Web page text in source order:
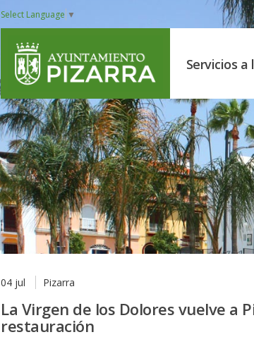
Select Language ▼
Servicios a
04 jul Pizarra
La Virgen de los Dolores vuelve a
restauración